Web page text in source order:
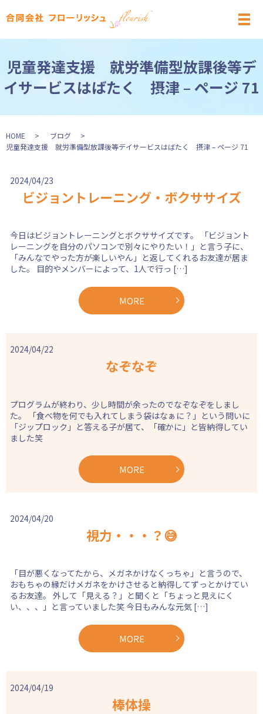
メ
児童発達支援 就労準備型放課後等デ
イサービスはばたく 摂津 – ページ 71
HOME
ブログ
児童発達支援 就労準備型放課後等デイサービスはばたく 摂津 – ページ 71
2024/04/23
ビジョントレーニング・ボクササイズ
今日はビジョントレーニングとボクササイズです。 「ビジョント
レーニングを自分のパソコンで別々にやりたい！」と言う子に、
「みんなでやった方が楽しいやん」と返してくれるお友達が居ま
した。 目的やメンバーによって、1人で行っ […]
MORE
2024/04/22
なぞなぞ
プログラムが終わり、少し時間が余ったのでなぞなぞをしまし
た。 「食べ物を何でも入れてしまう袋はなぁに？」という問いに
「ジップロック」と答える子が居て、「確かに」と皆納得してい
ました笑
MORE
2024/04/20
視力・・・？😅
「目が悪くなってたから、メガネかけなくっちゃ」と言うので、
おもちゃの縁だけメガネをかけさせると納得してずっとかけてい
るお友達。 外して「見える？」と聞くと「ちょっと見えにく
い、、、」と言っていました笑 今日もみんな元気 […]
MORE
2024/04/19
棒体操